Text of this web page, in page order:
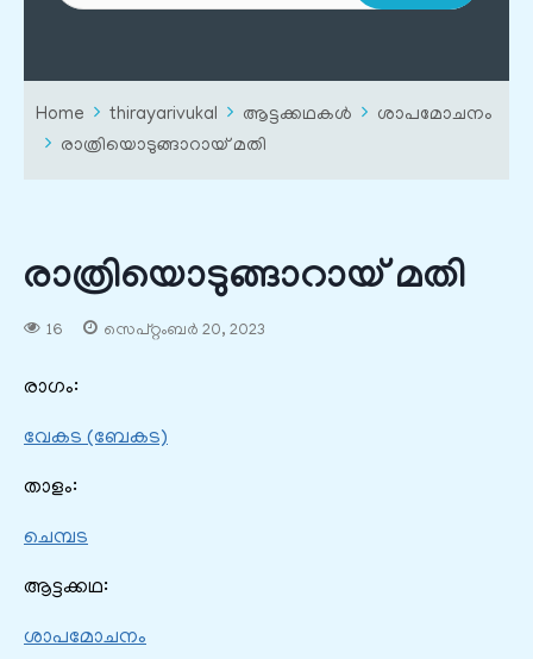
Home thirayarivukal ആട്ടക്കഥകൾ
ശാപമോചനം
രാത്രിയൊടുങ്ങാറായ് മതി
രാത്രിയൊടുങ്ങാറായ് മതി
16 സെപ്റ്റംബർ 20, 2023
രാഗം:
വേകട (ബേകട)
താളം:
ചെമ്പട
ആട്ടക്കഥ:
ശാപമോചനം